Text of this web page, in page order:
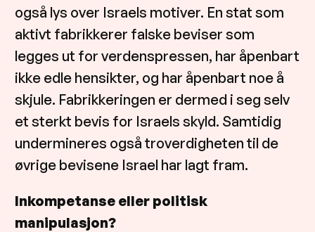
også lys over Israels motiver. En stat som
aktivt fabrikkerer falske beviser som
legges ut for verdenspressen, har åpenbart
ikke edle hensikter, og har åpenbart noe å
skjule. Fabrikkeringen er dermed i seg selv
et sterkt bevis for Israels skyld. Samtidig
undermineres også troverdigheten til de
øvrige bevisene Israel har lagt fram.
Inkompetanse eller politisk
manipulasjon?